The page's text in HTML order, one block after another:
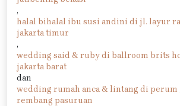
,
halal bihalal ibu susi andini di jl. layur
jakarta timur
,
wedding said & ruby di ballroom brits
jakarta barat
dan
wedding rumah anca & lintang di perum
rembang pasuruan